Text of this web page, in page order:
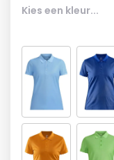
Kies een kleur...